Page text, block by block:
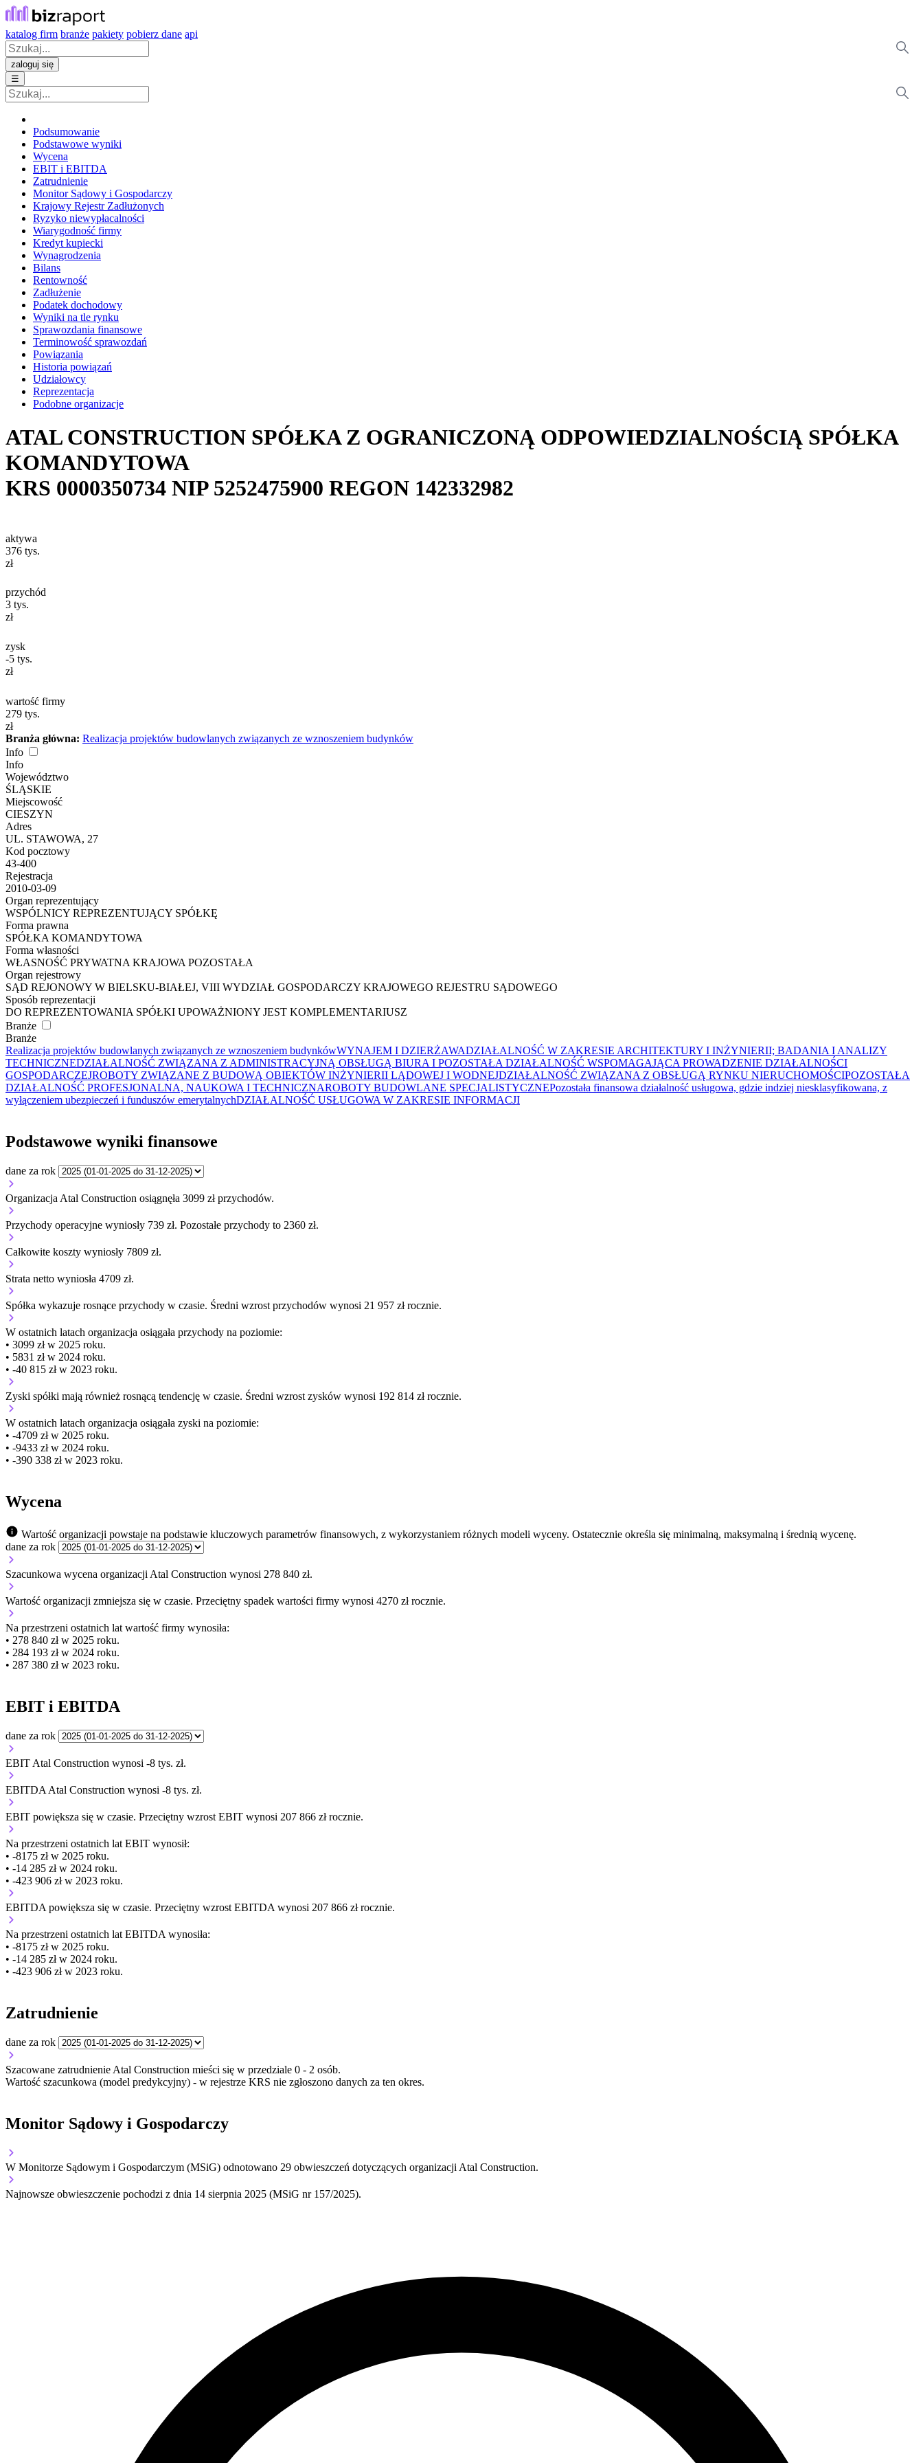
katalog firm branże pakiety pobierz dane api
zaloguj się
☰
Podsumowanie
Podstawowe wyniki
Wycena
EBIT i EBITDA
Zatrudnienie
Monitor Sądowy i Gospodarczy
Krajowy Rejestr Zadłużonych
Ryzyko niewypłacalności
Wiarygodność firmy
Kredyt kupiecki
Wynagrodzenia
Bilans
Rentowność
Zadłużenie
Podatek dochodowy
Wyniki na tle rynku
Sprawozdania finansowe
Terminowość sprawozdań
Powiązania
Historia powiązań
Udziałowcy
Reprezentacja
Podobne organizacje
ATAL CONSTRUCTION SPÓŁKA Z OGRANICZONĄ ODPOWIEDZIALNOŚCIĄ SPÓŁKA
KOMANDYTOWA
KRS 0000350734 NIP 5252475900 REGON 142332982
aktywa
376 tys.
zł
przychód
3 tys.
zł
zysk
-5 tys.
zł
wartość firmy
279 tys.
zł
Branża główna: Realizacja projektów budowlanych związanych ze wznoszeniem budynków
Info
Info
Województwo
ŚLĄSKIE
Miejscowość
CIESZYN
Adres
UL. STAWOWA, 27
Kod pocztowy
43-400
Rejestracja
2010-03-09
Organ reprezentujący
WSPÓLNICY REPREZENTUJĄCY SPÓŁKĘ
Forma prawna
SPÓŁKA KOMANDYTOWA
Forma własności
WŁASNOŚĆ PRYWATNA KRAJOWA POZOSTAŁA
Organ rejestrowy
SĄD REJONOWY W BIELSKU-BIAŁEJ, VIII WYDZIAŁ GOSPODARCZY KRAJOWEGO REJESTRU SĄDOWEGO
Sposób reprezentacji
DO REPREZENTOWANIA SPÓŁKI UPOWAŻNIONY JEST KOMPLEMENTARIUSZ
Branże
Branże
Realizacja projektów budowlanych związanych ze wznoszeniem budynkówWYNAJEM I DZIERŻAWADZIAŁALNOŚĆ W ZAKRESIE ARCHITEKTURY I INŻYNIERII; BADANIA I ANALIZY
TECHNICZNEDZIAŁALNOŚĆ ZWIĄZANA Z ADMINISTRACYJNĄ OBSŁUGĄ BIURA I POZOSTAŁA DZIAŁALNOŚĆ WSPOMAGAJĄCA PROWADZENIE DZIAŁALNOŚCI
GOSPODARCZEJROBOTY ZWIĄZANE Z BUDOWĄ OBIEKTÓW INŻYNIERII LĄDOWEJ I WODNEJDZIAŁALNOŚĆ ZWIĄZANA Z OBSŁUGĄ RYNKU NIERUCHOMOŚCIPOZOSTAŁA
DZIAŁALNOŚĆ PROFESJONALNA, NAUKOWA I TECHNICZNAROBOTY BUDOWLANE SPECJALISTYCZNEPozostała finansowa działalność usługowa, gdzie indziej niesklasyfikowana, z
wyłączeniem ubezpieczeń i funduszów emerytalnychDZIAŁALNOŚĆ USŁUGOWA W ZAKRESIE INFORMACJI
Podstawowe wyniki finansowe
dane za rok
Organizacja Atal Construction osiągnęła 3099 zł przychodów.
Przychody operacyjne wyniosły 739 zł. Pozostałe przychody to 2360 zł.
Całkowite koszty wyniosły 7809 zł.
Strata netto wyniosła 4709 zł.
Spółka wykazuje rosnące przychody w czasie. Średni wzrost przychodów wynosi 21 957 zł rocznie.
W ostatnich latach organizacja osiągała przychody na poziomie:
• 3099 zł w 2025 roku.
• 5831 zł w 2024 roku.
• -40 815 zł w 2023 roku.
Zyski spółki mają również rosnącą tendencję w czasie. Średni wzrost zysków wynosi 192 814 zł rocznie.
W ostatnich latach organizacja osiągała zyski na poziomie:
• -4709 zł w 2025 roku.
• -9433 zł w 2024 roku.
• -390 338 zł w 2023 roku.
Wycena
Wartość organizacji powstaje na podstawie kluczowych parametrów finansowych, z wykorzystaniem różnych modeli wyceny. Ostatecznie określa się minimalną, maksymalną i średnią wycenę.
dane za rok
Szacunkowa wycena organizacji Atal Construction wynosi 278 840 zł.
Wartość organizacji zmniejsza się w czasie. Przeciętny spadek wartości firmy wynosi 4270 zł rocznie.
Na przestrzeni ostatnich lat wartość firmy wynosiła:
• 278 840 zł w 2025 roku.
• 284 193 zł w 2024 roku.
• 287 380 zł w 2023 roku.
EBIT i EBITDA
dane za rok
EBIT Atal Construction wynosi -8 tys. zł.
EBITDA Atal Construction wynosi -8 tys. zł.
EBIT powiększa się w czasie. Przeciętny wzrost EBIT wynosi 207 866 zł rocznie.
Na przestrzeni ostatnich lat EBIT wynosił:
• -8175 zł w 2025 roku.
• -14 285 zł w 2024 roku.
• -423 906 zł w 2023 roku.
EBITDA powiększa się w czasie. Przeciętny wzrost EBITDA wynosi 207 866 zł rocznie.
Na przestrzeni ostatnich lat EBITDA wynosiła:
• -8175 zł w 2025 roku.
• -14 285 zł w 2024 roku.
• -423 906 zł w 2023 roku.
Zatrudnienie
dane za rok
Szacowane zatrudnienie Atal Construction mieści się w przedziale 0 - 2 osób.
Wartość szacunkowa (model predykcyjny) - w rejestrze KRS nie zgłoszono danych za ten okres.
Monitor Sądowy i Gospodarczy
W Monitorze Sądowym i Gospodarczym (MSiG) odnotowano 29 obwieszczeń dotyczących organizacji Atal Construction.
Najnowsze obwieszczenie pochodzi z dnia 14 sierpnia 2025 (MSiG nr 157/2025).